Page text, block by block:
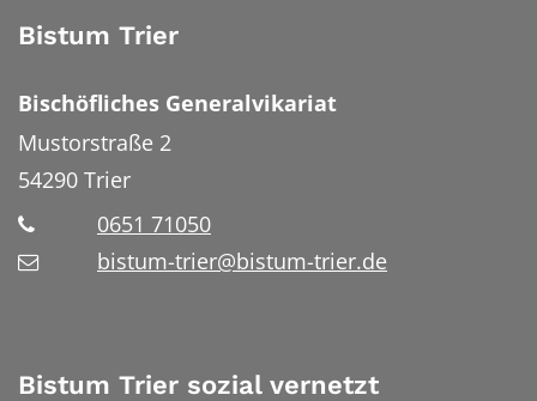
Bistum Trier
Bischöfliches Generalvikariat
Mustorstraße 2
54290 Trier
0651 71050
bistum-trier@bistum-trier.de
Bistum Trier sozial vernetzt